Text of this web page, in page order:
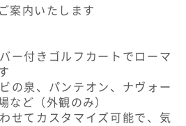
案内いたします
ー付きゴルフカートでローマ
の泉、パンテオン、ナヴォー
など（外観のみ）
せてカスタマイズ可能で、気